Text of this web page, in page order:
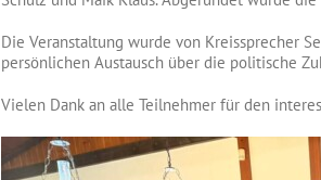
Die Veranstaltung wurde von Kreissprecher
persönlichen Austausch über die politische
Vielen Dank an alle Teilnehmer für den